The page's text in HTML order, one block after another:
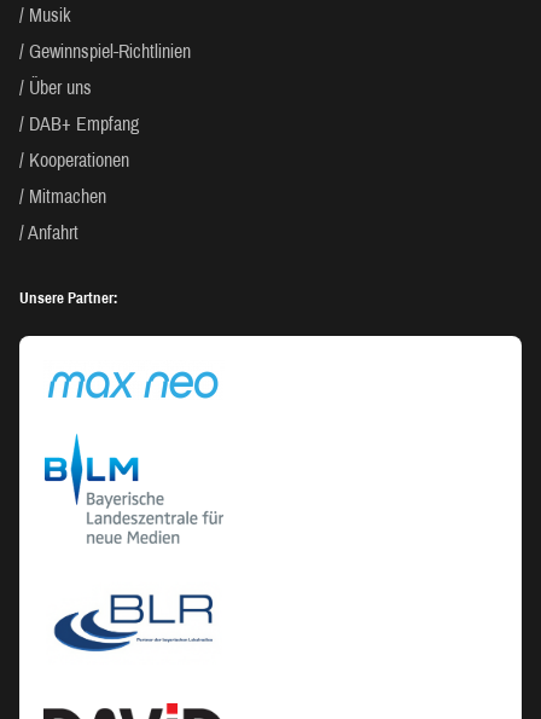
Musik
Gewinnspiel-Richtlinien
Über uns
DAB+ Empfang
Kooperationen
Mitmachen
Anfahrt
Unsere Partner: